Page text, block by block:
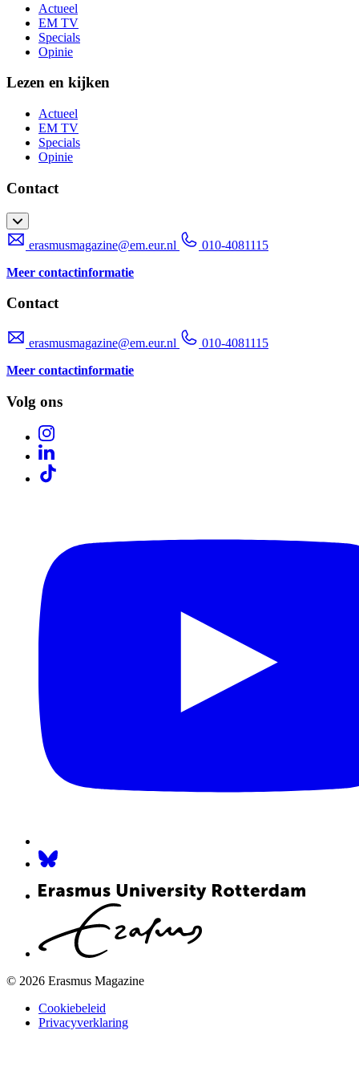
Actueel
EM TV
Specials
Opinie
Lezen en kijken
Actueel
EM TV
Specials
Opinie
Contact
erasmusmagazine@em.eur.nl
010-4081115
Meer contactinformatie
Contact
erasmusmagazine@em.eur.nl
010-4081115
Meer contactinformatie
Volg ons
© 2026 Erasmus Magazine
Cookiebeleid
Privacyverklaring